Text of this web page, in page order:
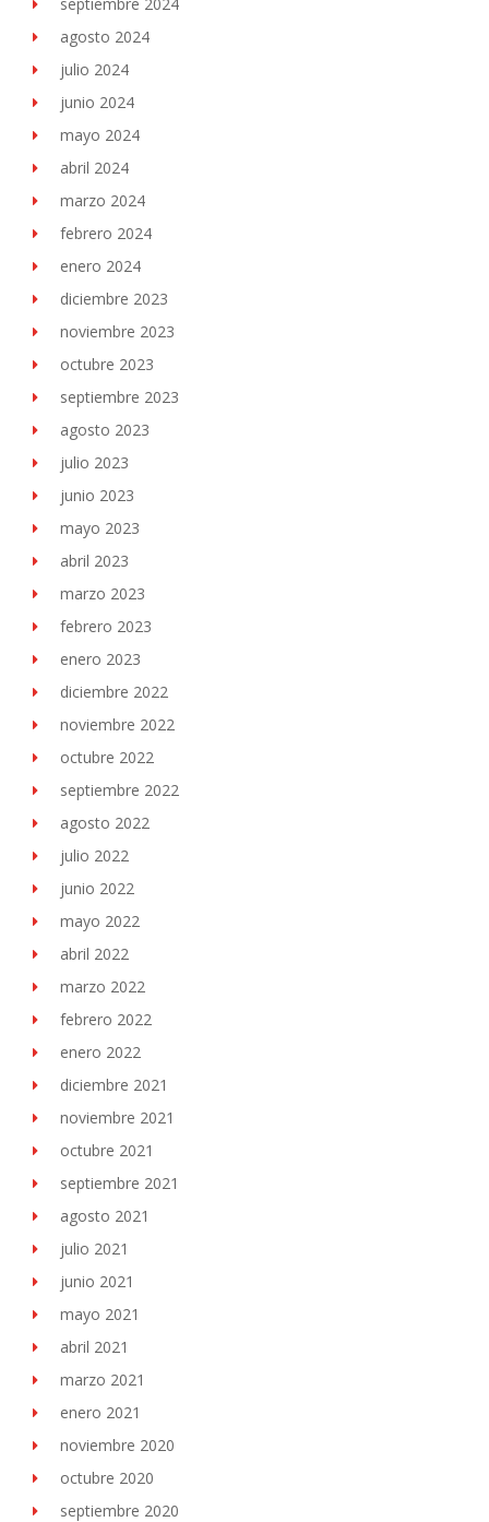
agosto 2024
julio 2024
junio 2024
mayo 2024
abril 2024
marzo 2024
febrero 2024
enero 2024
diciembre 2023
noviembre 2023
octubre 2023
septiembre 2023
agosto 2023
julio 2023
junio 2023
mayo 2023
abril 2023
marzo 2023
febrero 2023
enero 2023
diciembre 2022
noviembre 2022
octubre 2022
septiembre 2022
agosto 2022
julio 2022
junio 2022
mayo 2022
abril 2022
marzo 2022
febrero 2022
enero 2022
diciembre 2021
noviembre 2021
octubre 2021
septiembre 2021
agosto 2021
julio 2021
junio 2021
mayo 2021
abril 2021
marzo 2021
enero 2021
noviembre 2020
octubre 2020
septiembre 2020